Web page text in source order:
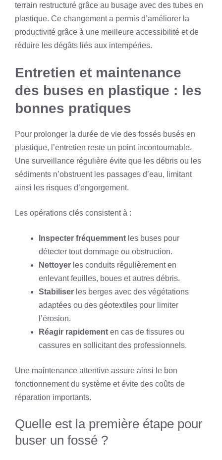
terrain restructuré grâce au busage avec des tubes en
plastique. Ce changement a permis d’améliorer la
productivité grâce à une meilleure accessibilité et de
réduire les dégâts liés aux intempéries.
Entretien et maintenance
des buses en plastique : les
bonnes pratiques
Pour prolonger la durée de vie des fossés busés en
plastique, l’entretien reste un point incontournable.
Une surveillance régulière évite que les débris ou les
sédiments n’obstruent les passages d’eau, limitant
ainsi les risques d’engorgement.
Les opérations clés consistent à :
Inspecter fréquemment les buses pour
détecter tout dommage ou obstruction.
Nettoyer les conduits régulièrement en
enlevant feuilles, boues et autres débris.
Stabiliser les berges avec des végétations
adaptées ou des géotextiles pour limiter
l’érosion.
Réagir rapidement en cas de fissures ou
cassures en sollicitant des professionnels.
Une maintenance attentive assure ainsi le bon
fonctionnement du système et évite des coûts de
réparation importants.
Quelle est la première étape pour
buser un fossé ?